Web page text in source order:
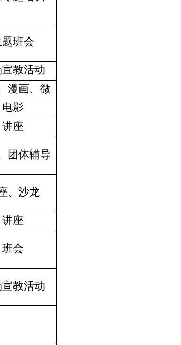
题班会
宣教活动
漫画、微
电影
讲座
团体辅导
、沙龙
讲座
班会
宣教活动